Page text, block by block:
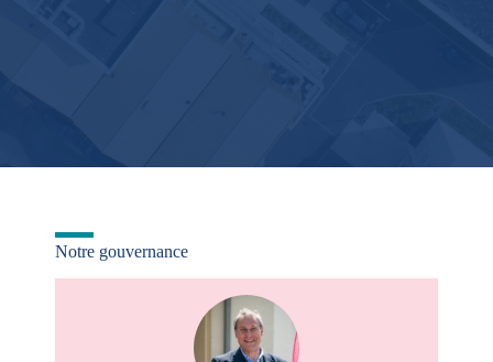
Notre gouvernance